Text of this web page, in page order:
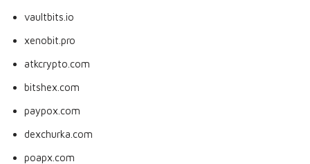
vaultbits.io
xenobit.pro
atkcrypto.com
bitshex.com
paypox.com
dexchurka.com
poapx.com